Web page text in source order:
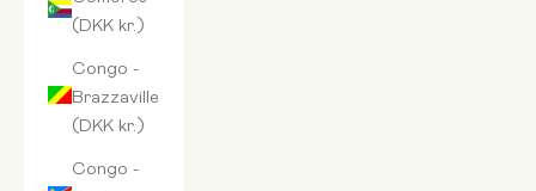
(DKK kr.)
Congo -
Brazzaville
(DKK kr.)
Congo -